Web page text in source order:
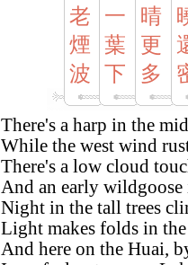
老
煙
波
一
葉
下
晴
更
多
There's a harp in the
While the west wind
There's a low cloud
And an early
Night in the tall trees
Light makes folds in
And here on the Huai,